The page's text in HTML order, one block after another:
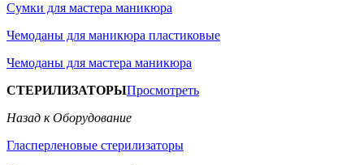
Сумки для мастера маникюра
Чемоданы для маникюра пластиковые
Чемоданы для мастера маникюра
СТЕРИЛИЗАТОРЫПросмотреть
Назад к Оборудование
Гласперленовые стерилизаторы